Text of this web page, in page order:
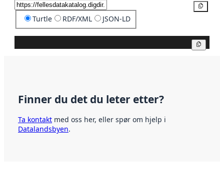
Turtle RDF/XML JSON-LD
Finner du det du leter etter?
Ta kontakt med oss her, eller spør om hjelp i
Datalandsbyen.